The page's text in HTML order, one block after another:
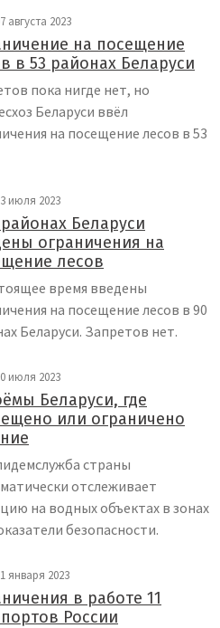
августа 2023
на посещение
в 53 районах Беларуси
пока нигде нет, но
Беларуси ввёл
на посещение лесов в 53
июля 2023
Беларуси
ограничения на
лесов
время введены
на посещение лесов в 90
Беларуси. Запретов нет.
июля 2023
Беларуси, где
или ограничено
страны
отслеживает
на водных объектах в зонах
безопасности.
января 2023
в работе 11
России